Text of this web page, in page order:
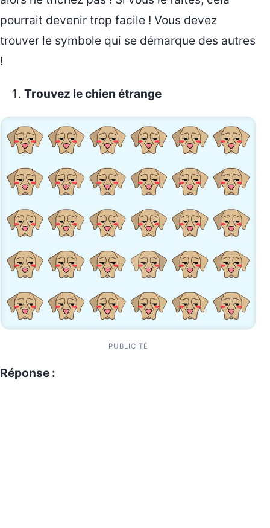
pourrait devenir trop facile ! Vous devez
trouver le symbole qui se démarque des autres
!
Trouvez le chien étrange
PUBLICITÉ
Réponse :